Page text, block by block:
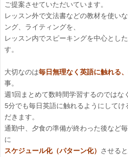
ご提案させていただいています。
レッスン外で文法書などの教材を使い
ング、ライティングを、
レッスン内でスピーキングを中心とし
す。
大切なのは毎日無理なく英語に触れる
事。
週1回まとめて数時間学習するのではな
5分でも毎日英語に触れるようにしてけ
だきます。
通勤中、夕食の準備が終わった後など
に
スケジュール化（パターン化）
させる